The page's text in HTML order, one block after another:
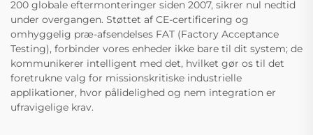
200 globale eftermonteringer siden 2007, sikrer nul nedtid
under overgangen. Støttet af CE-certificering og
omhyggelig præ-afsendelses FAT (Factory Acceptance
Testing), forbinder vores enheder ikke bare til dit system; de
kommunikerer intelligent med det, hvilket gør os til det
foretrukne valg for missionskritiske industrielle
applikationer, hvor pålidelighed og nem integration er
ufravigelige krav.